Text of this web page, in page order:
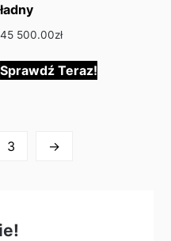
ładny
45 500.00zł
Sprawdź Teraz!
3 →